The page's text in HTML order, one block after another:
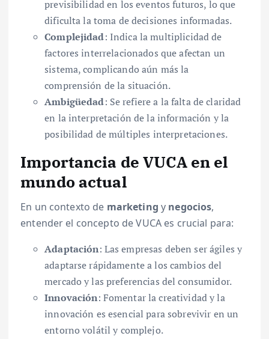
previsibilidad en los eventos futuros, lo que
dificulta la toma de decisiones informadas.
Complejidad: Indica la multiplicidad de
factores interrelacionados que afectan un
sistema, complicando aún más la
comprensión de la situación.
Ambigüedad: Se refiere a la falta de claridad
en la interpretación de la información y la
posibilidad de múltiples interpretaciones.
Importancia de VUCA en el
mundo actual
En un contexto de marketing y negocios,
entender el concepto de VUCA es crucial para:
Adaptación: Las empresas deben ser ágiles y
adaptarse rápidamente a los cambios del
mercado y las preferencias del consumidor.
Innovación: Fomentar la creatividad y la
innovación es esencial para sobrevivir en un
entorno volátil y complejo.